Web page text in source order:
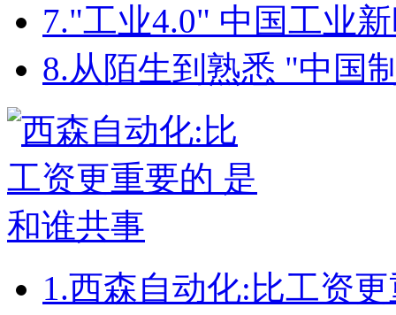
7."工业4.0" 中国工业
8.从陌生到熟悉 "中国
1.西森自动化:比工资